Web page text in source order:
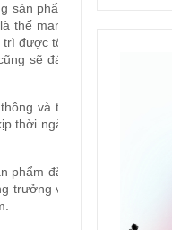
sản phẩm
thế mạnh
được tốc
sẽ đáp
và tai
thời ngày
phẩm đặc
trưởng và